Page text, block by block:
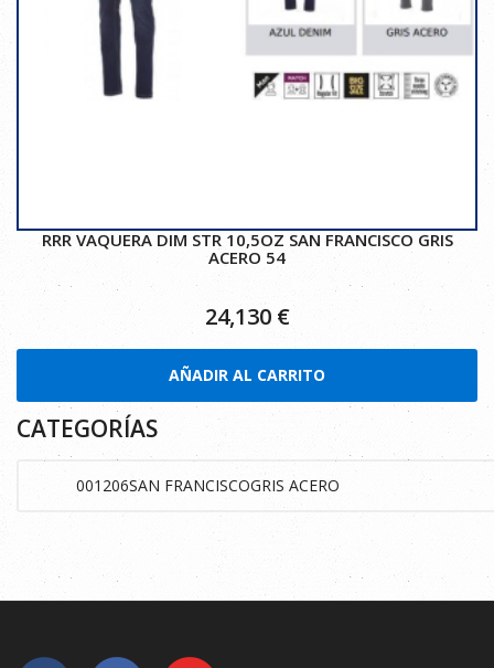
RRR VAQUERA DIM STR 10,5OZ SAN FRANCISCO GRIS
ACERO 54
24,130 €
AÑADIR AL CARRITO
CATEGORÍAS